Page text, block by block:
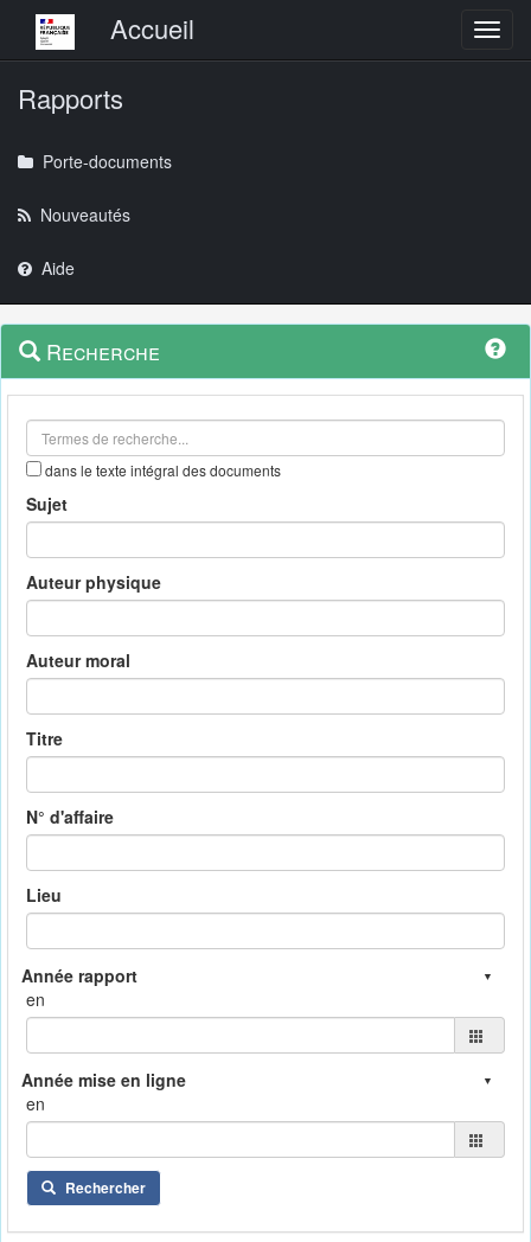
Menu principalAccueil
Rapports
Porte-documents
Nouveautés
Aide
Navigation
outils
Menu
contextuel
Recherche
dans le texte intégral des documents
Sujet
Auteur physique
Auteur moral
Titre
N° d'affaire
Lieu
en
en
Rechercher